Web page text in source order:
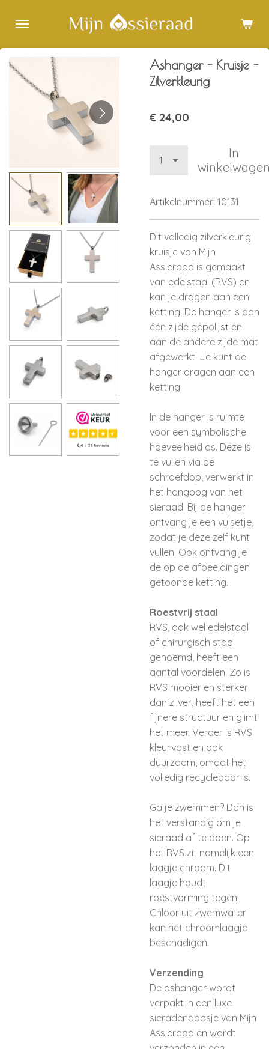
direct
de
hoofdinhoud
Ashanger - Kruisje -
Zilverkleurig
€ 24,00
In
Artikelnummer: 10131
Dit volledig zilverkleurig
kruisje van Mijn
Assieraad is gemaakt
van edelstaal (RVS) en
kan je dragen aan een
ketting. De hanger is aan
één zijde gepolijst en
aan de andere zijde mat
afgewerkt. Je kunt de
hanger dragen aan een
ketting.
In de hanger is ruimte
voor een symbolische
hoeveelheid as. Deze is
te vullen via de
schroefdop, verwerkt in
het hangoog van het
sieraad. Bij de hanger
ontvang je een vulsetje,
zodat je deze zelf kunt
vullen. Ook ontvang je
de op de afbeeldingen
getoonde ketting.
Roestvrij staal
RVS, ook wel edelstaal
of chirurgisch staal
genoemd, heeft een
aantal voordelen. Zo is
RVS mooier en sterker
dan zilver, heeft het een
fijnere structuur en glimt
het meer. Verder is RVS
kleurvast en ook
duurzaam, omdat het
volledig recyclebaar is.
Ga je zwemmen? Dan is
het verstandig om je
sieraad af te doen. Op
het RVS zit namelijk een
laagje chroom. Dit
laagje houdt
roestvorming tegen.
Chloor uit zwemwater
kan het chroomlaagje
beschadigen.
Verzending
De ashanger wordt
verpakt in een luxe
sieradendoosje van Mijn
Assieraad en wordt